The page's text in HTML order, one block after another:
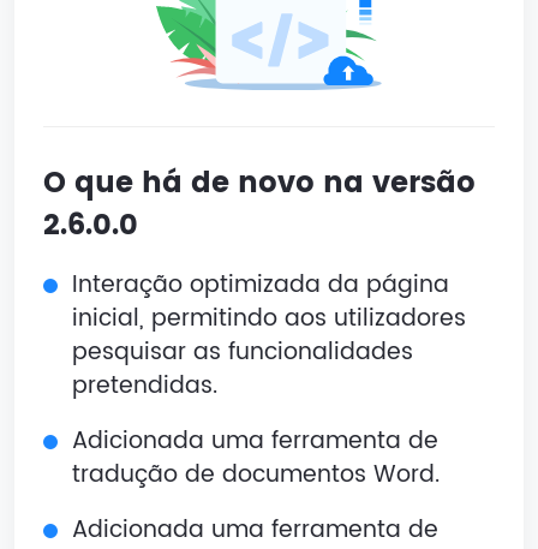
O que há de novo na versão
2.6.0.0
Interação optimizada da página
inicial, permitindo aos utilizadores
pesquisar as funcionalidades
pretendidas.
Adicionada uma ferramenta de
tradução de documentos Word.
Adicionada uma ferramenta de